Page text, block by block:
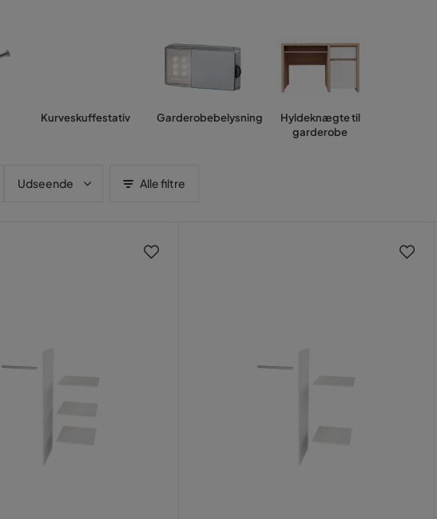
Kurveskuffestativ Garderobebelysning
Hyldeknægte til
garderobe
Udseende Alle filtre